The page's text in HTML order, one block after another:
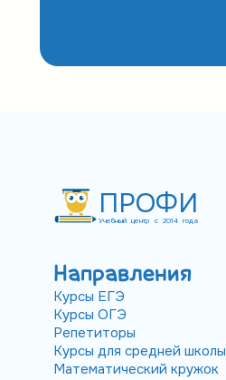
ПРОФИ
Учебный центр с 2014 года
Направления
Курсы ЕГЭ
Курсы ОГЭ
Репетиторы
Курсы для средней школы
Математический кружок